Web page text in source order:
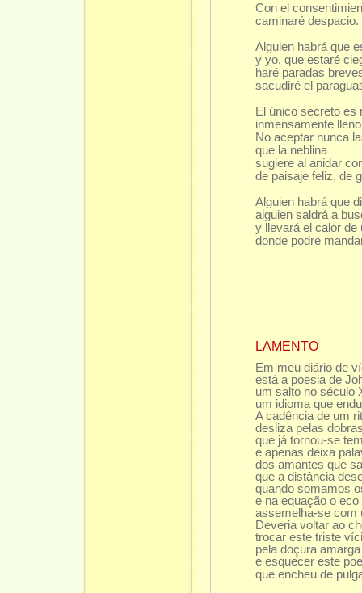
Con el
caminaré despacio.
Alguien habrá que
y yo, que estaré
haré paradas
sacudiré el
El único secreto es
inmensamente
No aceptar nunca
que la neblina
sugiere al anidar
de paisaje feliz, de
Alguien habrá que
alguien saldrá a
y llevará el calor de
donde podre
LAMENTO
Em meu diário de
está a poesia de
um salto no século
um idioma que
A cadência de um
desliza pelas
que já tornou-se
e apenas deixa
dos amantes que
que a distância
quando somamos
e na equação o eco
assemelha-se com
Deveria voltar ao
trocar este triste
pela doçura
e esquecer este
que encheu de